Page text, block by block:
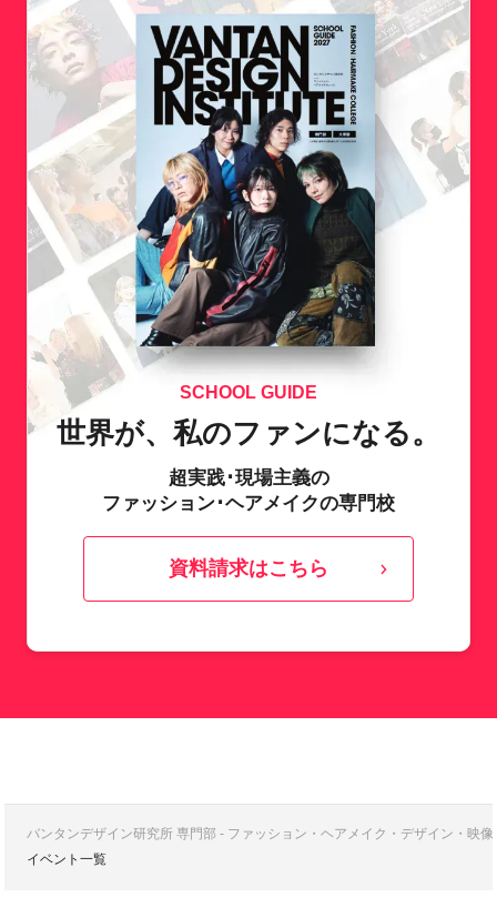
SCHOOL GUIDE
世界が、私のファンになる。
超実践･現場主義の
ファッション･ヘアメイクの専門校
資料請求はこちら
バンタンデザイン研究所 専門部 - ファッション・ヘアメイク・デザイン・映
イベント一覧